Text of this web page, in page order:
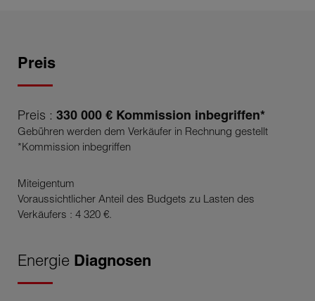
Preis
Preis : 330 000 € Kommission inbegriffen*
Gebühren werden dem Verkäufer in Rechnung gestellt
*Kommission inbegriffen
Miteigentum
Voraussichtlicher Anteil des Budgets zu Lasten des
Verkäufers : 4 320 €.
Energie Diagnosen